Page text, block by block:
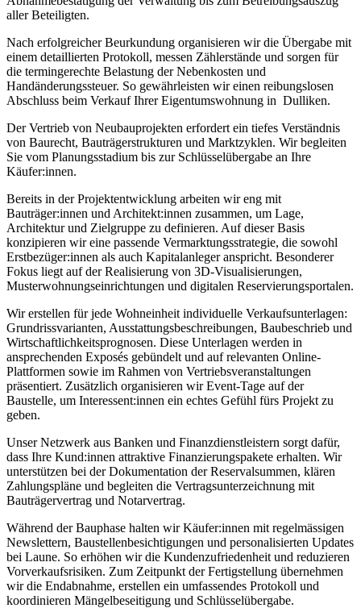
aller Beteiligten.
Nach erfolgreicher Beurkundung organisieren wir die Übergabe mit
einem detaillierten Protokoll, messen Zählerstände und sorgen für
die termingerechte Belastung der Nebenkosten und
Handänderungssteuer. So gewährleisten wir einen reibungslosen
Abschluss beim Verkauf Ihrer Eigentumswohnung in Dulliken.
Der Vertrieb von Neubauprojekten erfordert ein tiefes Verständnis
von Baurecht, Bauträgerstrukturen und Marktzyklen. Wir begleiten
Sie vom Planungsstadium bis zur Schlüsselübergabe an Ihre
Käufer:innen.
Bereits in der Projektentwicklung arbeiten wir eng mit
Bauträger:innen und Architekt:innen zusammen, um Lage,
Architektur und Zielgruppe zu definieren. Auf dieser Basis
konzipieren wir eine passende Vermarktungsstrategie, die sowohl
Erstbezüger:innen als auch Kapitalanleger anspricht. Besonderer
Fokus liegt auf der Realisierung von 3D-Visualisierungen,
Musterwohnungseinrichtungen und digitalen Reservierungsportalen.
Wir erstellen für jede Wohneinheit individuelle Verkaufsunterlagen:
Grundrissvarianten, Ausstattungsbeschreibungen, Baubeschrieb und
Wirtschaftlichkeitsprognosen. Diese Unterlagen werden in
ansprechenden Exposés gebündelt und auf relevanten Online-
Plattformen sowie im Rahmen von Vertriebsveranstaltungen
präsentiert. Zusätzlich organisieren wir Event-Tage auf der
Baustelle, um Interessent:innen ein echtes Gefühl fürs Projekt zu
geben.
Unser Netzwerk aus Banken und Finanzdienstleistern sorgt dafür,
dass Ihre Kund:innen attraktive Finanzierungspakete erhalten. Wir
unterstützen bei der Dokumentation der Reservalsummen, klären
Zahlungspläne und begleiten die Vertragsunterzeichnung mit
Bauträgervertrag und Notarvertrag.
Während der Bauphase halten wir Käufer:innen mit regelmässigen
Newslettern, Baustellenbesichtigungen und personalisierten Updates
bei Laune. So erhöhen wir die Kundenzufriedenheit und reduzieren
Vorverkaufsrisiken. Zum Zeitpunkt der Fertigstellung übernehmen
wir die Endabnahme, erstellen ein umfassendes Protokoll und
koordinieren Mängelbeseitigung und Schlüsselübergabe.